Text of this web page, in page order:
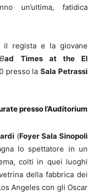
un’ultima, fatidica
il regista e la giovane
Bad Times at the El
presso laSala Petrassi
presso l’Auditorium
(Foyer Sala Sinopoli
lo spettatore in un
colti in quei luoghi
della fabbrica dei
Angeles con gli Oscar